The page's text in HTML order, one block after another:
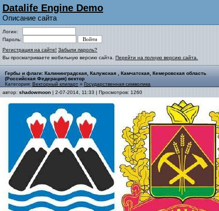
Datalife Engine Demo
Описание сайта
Логин:
Пароль:
Регистрация на сайте! Забыли пароль?
Вы просматриваете мобильную версию сайта. Перейти на полную версию сайта.
Гербы и флаги: Калининградская, Калужская , Камчатская, Кемеровская область
(Российская Федерация) вектор
Категория: Векторный клипарт » Государственная символика
автор: shadowmoon | 2-07-2014, 11:33 | Просмотров: 1260